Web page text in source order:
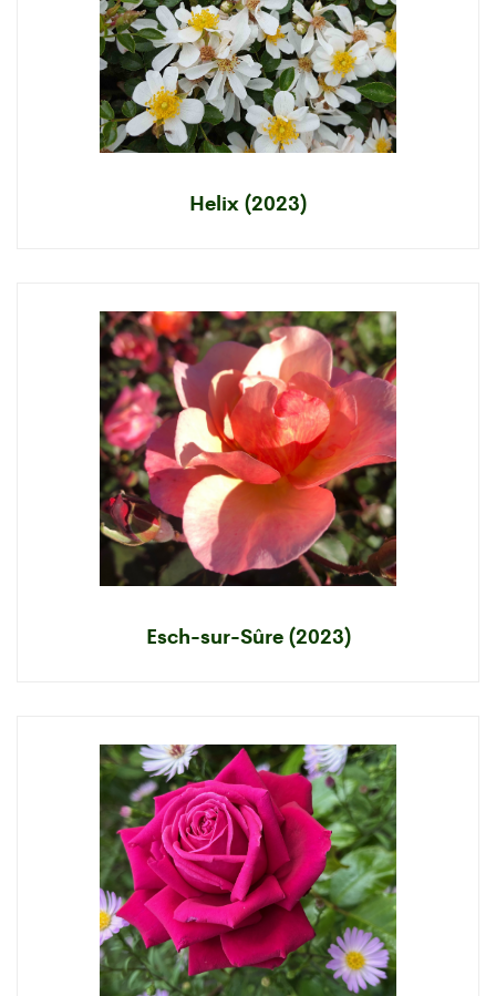
Helix (2023)
Esch-sur-Sûre (2023)